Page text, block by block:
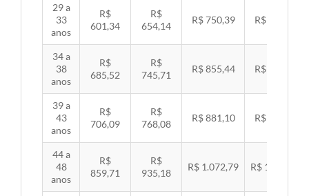
29 a
33
anos
R$
601,34
R$
654,14
R$ 750,39 R$ 773,29
34 a
38
anos
R$
685,52
R$
745,71
R$ 855,44 R$ 881,54
39 a
43
anos
R$
706,09
R$
768,08
R$ 881,10 R$ 907,99
44 a
48
anos
R$
859,71
R$
935,18
R$ 1.072,79 R$ 1.105,53